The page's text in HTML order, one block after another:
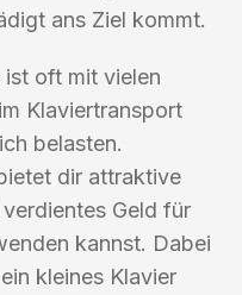
ans Ziel kommt.
ist oft mit vielen
Klaviertransport
belasten.
dir attraktive
Geld für
kannst. Dabei
kleines Klavier